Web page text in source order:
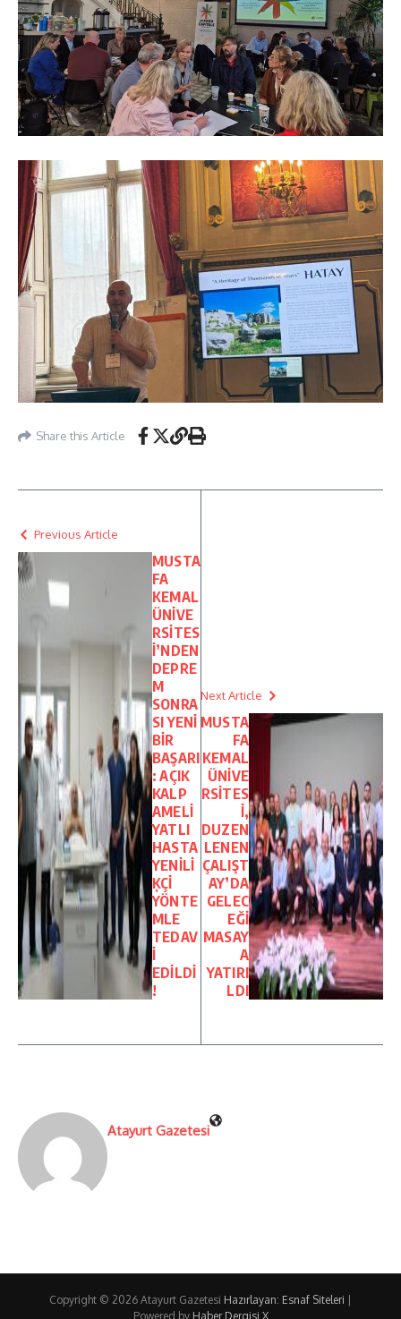
Share this Article
Previous Article
MUSTA
FA
KEMAL
ÜNİVE
RSİTES
İ’NDEN
DEPRE
M
SONRA
SI YENİ
BİR
BAŞARI
: AÇIK
KALP
AMELİ
YATLI
HASTA
YENİLİ
ĶÇİ
YÖNTE
MLE
TEDAV
İ
EDİLDİ
!
Next Article
MUSTA
FA
KEMAL
ÜNİVE
RSİTES
İ,
DUZEN
LENEN
ÇALIŞT
AY’DA
GELEC
EĞİ
MASAY
A
YATIRI
LDI
Atayurt Gazetesi
Copyright © 2026 Atayurt Gazetesi Hazırlayan: Esnaf Siteleri
Powered by Haber Dergisi X